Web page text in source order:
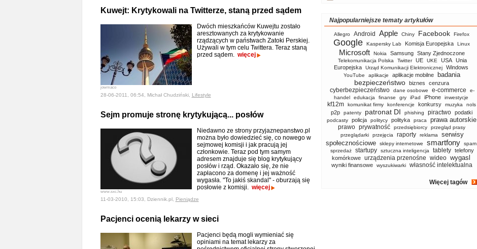
Kuwejt: Krytykowali na Twitterze, staną przed sądem
jowmaco
Dwóch mieszkańców Kuwejtu zostało
aresztowanych za krytykowanie
rządzących w państwach Zatoki Perskiej.
Używali w tym celu Twittera. Teraz staną
przed sądem. więcej
28-06-2011, 06:54, Michał Chudziński, Lifestyle
Sejm promuje stronę krytykującą... posłów
www.sxc.hu
Niedawno ze strony przyjaznepanstwo.pl
można było dowiedzieć się, co nowego w
sejmowej komisji i jak pracują jej
członkowie. Teraz pod tym samym
adresem znajduje się blog krytykujący
posłów i rząd. Okazało się, że nie
zapłacono za domenę i jej ważność
wygasła. "To jakiś skandal" - oburzają się
posłowie z komisji. więcej
11-03-2010, 15:03, Dziennik.pl, Pieniądze
Pacjenci ocenią lekarzy w sieci
Pacjenci będą mogli wymieniać się
opiniami na temat lekarzy za
Najpopularniejsze tematy artykułów
Allegro Android Apple Chiny Facebook Firefox
Google Kaspersky Lab Komisja Europejska Linux
Microsoft Nokia Samsung Stany Zjednoczone
Telekomunikacja Polska Twitter UE UKE USA
Unia
Europejska
Urząd Komunikacji Elektronicznej Windows
YouTube aplikacje aplikacje mobilne badania
bezpieczeństwo biznes cenzura
cyberbezpieczeństwo dane osobowe e-commerce
e-
handel
edukacja finanse gry iPad iPhone inwestycje
kf12m komunikat firmy konferencje konkursy muzyka nols
p2p patenty patronat DI phishing piractwo podatki
podcasty policja politycy polityka praca prawa autorskie
prawo prywatność przedsiębiorcy
przegląd prasy
przeglądarki
przejęcia raporty reklama
serwisy
społecznościowe
sklepy internetowe smartfony
spam
sprzedaż
startupy sztuczna inteligencja tablety telefony
komórkowe urządzenia przenośne wideo wygasl
wyniki finansowe wyszukiwarki własność intelektualna
Więcej tagów